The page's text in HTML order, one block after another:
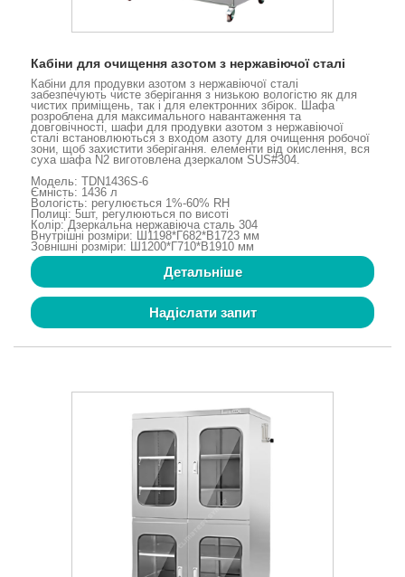
Кабіни для очищення азотом з нержавіючої сталі
Кабіни для продувки азотом з нержавіючої сталі
забезпечують чисте зберігання з низькою вологістю як для
чистих приміщень, так і для електронних збірок. Шафа
розроблена для максимального навантаження та
довговічності, шафи для продувки азотом з нержавіючої
сталі встановлюються з входом азоту для очищення робочої
зони, щоб захистити зберігання. елементи від окислення, вся
суха шафа N2 виготовлена ​​дзеркалом SUS#304.
Модель: TDN1436S-6
Ємність: 1436 л
Вологість: регулюється 1%-60% RH
Полиці: 5шт, регулюються по висоті
Колір: Дзеркальна нержавіюча сталь 304
Внутрішні розміри: Ш1198*Г682*В1723 мм
Зовнішні розміри: Ш1200*Г710*В1910 мм
Детальніше
Надіслати запит